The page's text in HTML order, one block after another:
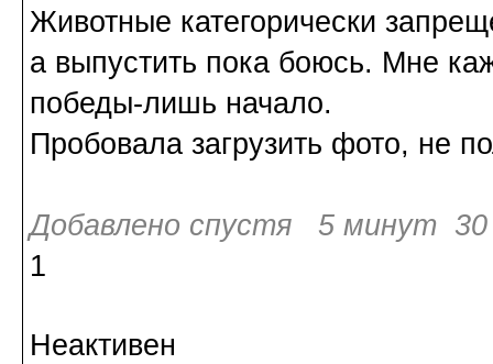
Животные категорически
а выпустить пока боюсь. Мне
победы-лишь начало.
Пробовала загрузить фото, не
Добавлено спустя 5 минут 30
1
Неактивен